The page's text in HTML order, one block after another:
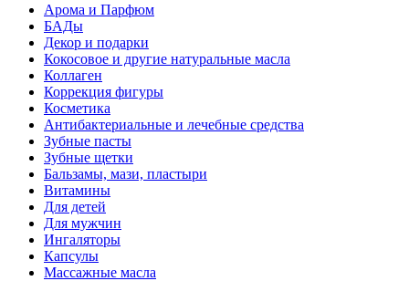
Арома и Парфюм
БАДы
Декор и подарки
Кокосовое и другие натуральные масла
Коллаген
Коррекция фигуры
Косметика
Антибактериальные и лечебные средства
Зубные пасты
Зубные щетки
Бальзамы, мази, пластыри
Витамины
Для детей
Для мужчин
Ингаляторы
Капсулы
Массажные масла